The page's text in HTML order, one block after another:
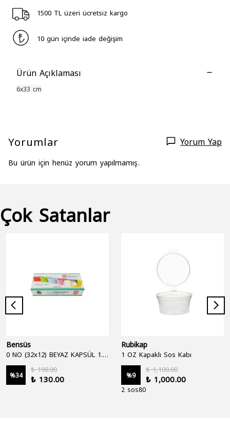
1500 TL üzeri ücretsiz kargo
10 gün içinde iade değişim
Ürün Açıklaması
6x33 cm
Yorumlar Yorum Yap
Bu ürün için henüz yorum yapılmamış.
Çok Satanlar
Bensüs
%34
₺ 198.00
₺ 130.00
Rubikap
1 OZ Kapaklı Sos Kabı
%9
₺ 1,100.00
₺ 1,000.00
2 sos80